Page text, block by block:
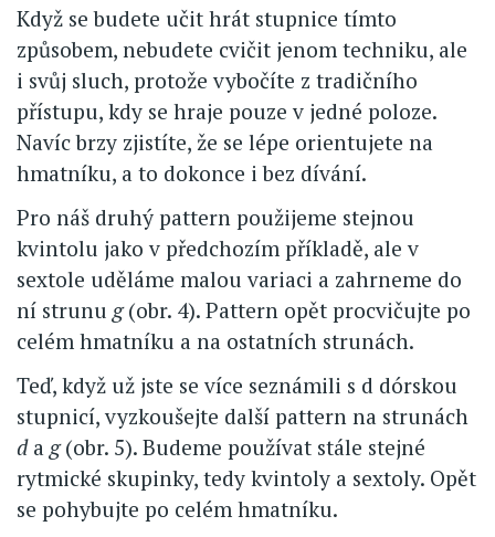
Když se budete učit hrát stupnice tímto
způsobem, nebudete cvičit jenom techniku, ale
i svůj sluch, protože vybočíte z tradičního
přístupu, kdy se hraje pouze v jedné poloze.
Navíc brzy zjistíte, že se lépe orientujete na
hmatníku, a to dokonce i bez dívání.
Pro náš druhý pattern použijeme stejnou
kvintolu jako v předchozím příkladě, ale v
sextole uděláme malou variaci a zahrneme do
ní strunu g(obr. 4). Pattern opět procvičujte po
celém hmatníku a na ostatních strunách.
Teď, když už jste se více seznámili s d dórskou
stupnicí, vyzkoušejte další pattern na strunách
da g(obr. 5). Budeme používat stále stejné
rytmické skupinky, tedy kvintoly a sextoly. Opět
se pohybujte po celém hmatníku.